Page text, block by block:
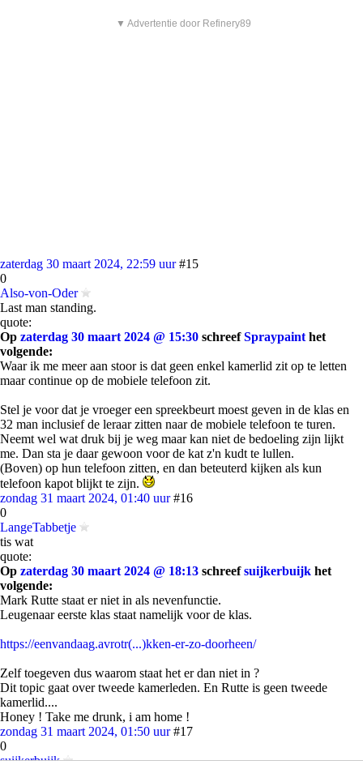
▼ Advertentie door Refinery89
zaterdag 30 maart 2024, 22:59 uur #15
0
Also-von-Oder
Last man standing.
quote:
Op zaterdag 30 maart 2024 @ 15:30 schreefSpraypaint het
volgende:
Waar ik me meer aan stoor is dat geen enkel kamerlid zit op te letten
maar continue op de mobiele telefoon zit.
Stel je voor dat je vroeger een spreekbeurt moest geven in de klas en
32 man inclusief de leraar zitten naar de mobiele telefoon te turen.
Neemt wel wat druk bij je weg maar kan niet de bedoeling zijn lijkt
me. Dan sta je daar gewoon voor de kat z'n kudt te lullen.
(Boven) op hun telefoon zitten, en dan beteuterd kijken als kun
telefoon kapot blijkt te zijn.
zondag 31 maart 2024, 01:40 uur #16
0
LangeTabbetje
tis wat
quote:
Op zaterdag 30 maart 2024 @ 18:13 schreefsuijkerbuijk het
volgende:
Mark Rutte staat er niet in als nevenfunctie.
Leugenaar eerste klas staat namelijk voor de klas.
https://eenvandaag.avrotr(...)kken-er-zo-doorheen/
Zelf toegeven dus waarom staat het er dan niet in ?
Dit topic gaat over tweede kamerleden. En Rutte is geen tweede
kamerlid....
Honey ! Take me drunk, i am home !
zondag 31 maart 2024, 01:50 uur #17
0
suijkerbuijk